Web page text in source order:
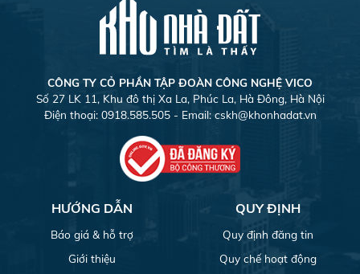
CÔNG TY CỎ PHẦN TẬP ĐOÀN CÔNG NGHỆ VICO
Số 27 LK 11, Khu đô thị Xa La, Phúc La, Hà Đông, Hà Nội
Điện thoại: 0918.585.505 - Email: cskh@khonhadat.vn
HƯỚNG DẪN
Báo giá & hỗ trợ
Giới thiệu
QUY ĐỊNH
Quy định đăng tin
Quy chế hoạt động